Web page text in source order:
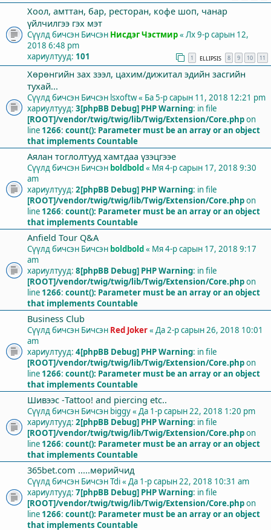
Хоол, амттан, бар, ресторан, кофе шоп, чанар
үйлчилгээ гэх мэт
Сүүлд бичсэн Бичсэн Нисдэг Чэстмир« Лх 9-р сарын 12,
2018 6:48 pm
хариултууд: 101 1 ELLIPSIS 8 9 10 11
Хөрөнгийн зах зээл, цахим/дижитал эдийн засгийн
тухай...
Сүүлд бичсэн Бичсэн lsxoftw« Ба 5-р сарын 11, 2018 12:21 pm
хариултууд: 3[phpBB Debug] PHP Warning: in file
[ROOT]/vendor/twig/twig/lib/Twig/Extension/Core.phpon
line 1266: count(): Parameter must be an array or an object
that implements Countable
Аялан тоглолтууд хамтдаа үзэцгээе
Сүүлд бичсэн Бичсэн boldbold« Мя 4-р сарын 17, 2018 9:30
am
хариултууд: 2[phpBB Debug] PHP Warning: in file
[ROOT]/vendor/twig/twig/lib/Twig/Extension/Core.phpon
line 1266: count(): Parameter must be an array or an object
that implements Countable
Anfield Tour Q&A
Сүүлд бичсэн Бичсэн boldbold« Мя 4-р сарын 17, 2018 9:17
am
хариултууд: 8[phpBB Debug] PHP Warning: in file
[ROOT]/vendor/twig/twig/lib/Twig/Extension/Core.phpon
line 1266: count(): Parameter must be an array or an object
that implements Countable
Business Club
Сүүлд бичсэн Бичсэн Red Joker« Да 2-р сарын 26, 2018 10:01
am
хариултууд: 4[phpBB Debug] PHP Warning: in file
[ROOT]/vendor/twig/twig/lib/Twig/Extension/Core.phpon
line 1266: count(): Parameter must be an array or an object
that implements Countable
Шивээс -Tattoo! and piercing etc..
Сүүлд бичсэн Бичсэн biggy« Да 1-р сарын 22, 2018 1:20 pm
хариултууд: 2[phpBB Debug] PHP Warning: in file
[ROOT]/vendor/twig/twig/lib/Twig/Extension/Core.phpon
line 1266: count(): Parameter must be an array or an object
that implements Countable
365bet.com .....мөрийчид
Сүүлд бичсэн БичсэнTdi« Да 1-р сарын 22, 2018 10:31 am
хариултууд: 7[phpBB Debug] PHP Warning: in file
[ROOT]/vendor/twig/twig/lib/Twig/Extension/Core.phpon
line 1266: count(): Parameter must be an array or an object
that implements Countable